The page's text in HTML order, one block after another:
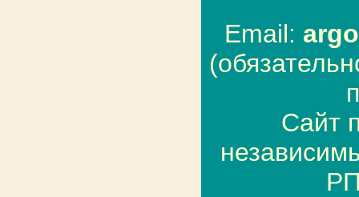
Email:
Сайт